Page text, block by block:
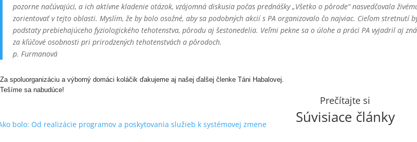
pozorne načúvajúci, a ich aktívne kladenie otázok, vzájomná diskusia počas prednášky „Všetko o pôrode“ nasvedčovala
zorientovať v tejto oblasti. Myslím, že by bolo osožné, aby sa podobných akcií s PA organizovalo čo najviac. Cieľom stretnutí
podstaty prebiehajúceho fyziologického tehotenstva, pôrodu aj šestonedelia. Veľmi pekne sa o úlohe a práci PA vyjadril aj
za kľúčové osobnosti pri prirodzených tehotenstvách a pôrodoch.
p. Furmanová
Za spoluorganizáciu a výborný domáci koláčik ďakujeme aj našej ďalšej členke Táni Habalovej.
Tešíme sa nabudúce!
Prečítajte si
Súvisiace články